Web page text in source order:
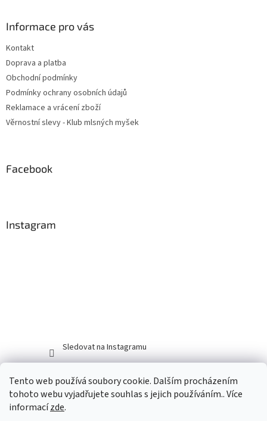
Tento web používá soubory cookie. Dalším procházením
tohoto webu vyjadřujete souhlas s jejich používáním.. Více
informacízde.
Informace pro vás
Kontakt
Doprava a platba
Obchodní podmínky
Podmínky ochrany osobních údajů
Reklamace a vrácení zboží
Věrnostní slevy - Klub mlsných myšek
Facebook
Instagram
Sledovat na Instagramu